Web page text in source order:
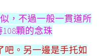
，不過一般一貫道所
顆的念珠
吧。另一邊是手托如